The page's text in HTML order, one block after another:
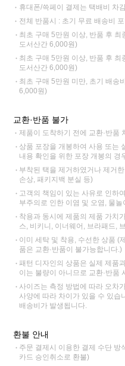
휴대폰/쓱페이 결제는 택배비 차
전체 반품시 : 초기 무료 배송비
최초 구매 5만원 이상, 반품 후
도서산간 6,000원)
최초 구매 5만원 이상, 반품 후
도서산간 6,000원)
최초 구매 5만원 미만, 초기 배송
6,000원)
교환·반품 불가
제품이 도착하기 전에 교환·반품
상품 포장을 개봉하여 사용 또는
내용 확인을 위한 포장 개봉의 경
부착된 택을 제거하였거나 제거
손상, 패키지백 분실 등)
고객의 책임이 있는 사유로 인하
부주의로 인한 이염 및 오염, 물
착용과 동시에 제품의 제품 가치
스, 비키니, 이너웨어, 브라패드,
이미 세탁 및 착용, 수선한 상품 (
품은 교환·반품이 불가능합니다.)
패턴 디자인의 상품은 실제 제품
이는 불량이 아니므로 교환·반품
사이즈는 측정 방법에 따라 오차
사양에 따라 차이가 있을 수 있습
배송비가 발생됩니다.
환불 안내
주문 결제시 이용한 결제 수단 방
카드 승인취소로 환불)